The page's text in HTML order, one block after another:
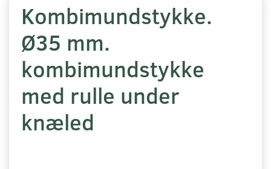
Kombimundstykke.
Ø35 mm.
kombimundstykke
med rulle under
knæled